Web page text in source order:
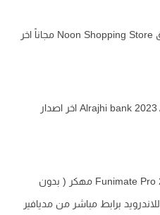
تحميل تطبيق متجر نون للتسوق Noon Shopping Store مجاناً اخر
تحميل تطبيق بنك الراجحي Alrajhi bank 2023 APK اخر اصدار
تحميل تطبيق Funimate Pro 2023 hack Mod مهكر ( بدون
برابط مباشر من مديافير